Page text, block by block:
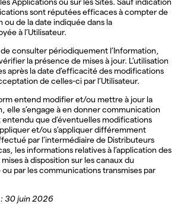
sont réputées efficaces à compter de
ou de la date indiquée dans la
à l’Utilisateur.
consulter périodiquement l’Information,
la présence de mises à jour. L’utilisation
après la date d’efficacité des modifications
de celles-ci par l’Utilisateur.
entend modifier et/ou mettre à jour la
elle s’engage à en donner communication
entendu que d’éventuelles modifications
et/ou s’appliquer différemment
par l’intermédiaire de Distributeurs
les informations relatives à l’application des
à disposition sur les canaux du
par les communications transmises par
: 30 juin 2026